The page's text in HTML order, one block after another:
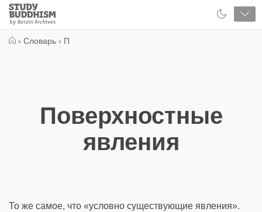
Close
Study
Buddhism
› Словарь › П
Поверхностные
явления
То же самое, что «условно существующие явления».